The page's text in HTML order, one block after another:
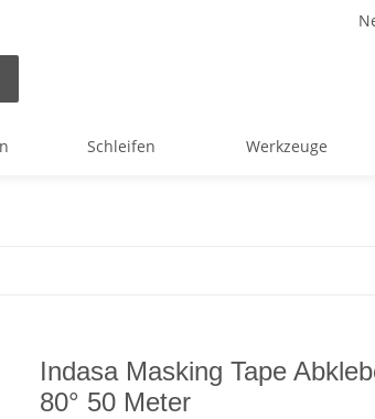
Schleifen Werkzeuge
Indasa Masking Tape
80° 50 Meter